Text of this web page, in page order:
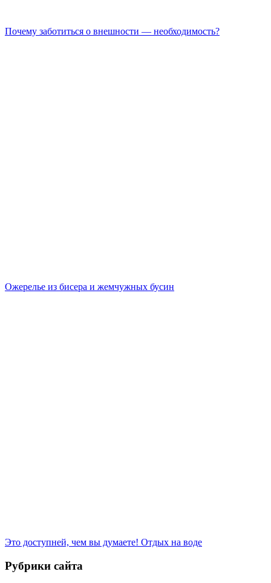
Почему заботиться о внешности — необходимость?
Ожерелье из бисера и жемчужных бусин
Это доступней, чем вы думаете! Отдых на воде
Рубрики сайта